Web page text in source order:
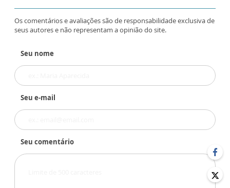
Os comentários e avaliações são de responsabilidade exclusiva de
seus autores e não representam a opinião do site.
Seu nome
Seu e-mail
Seu comentário